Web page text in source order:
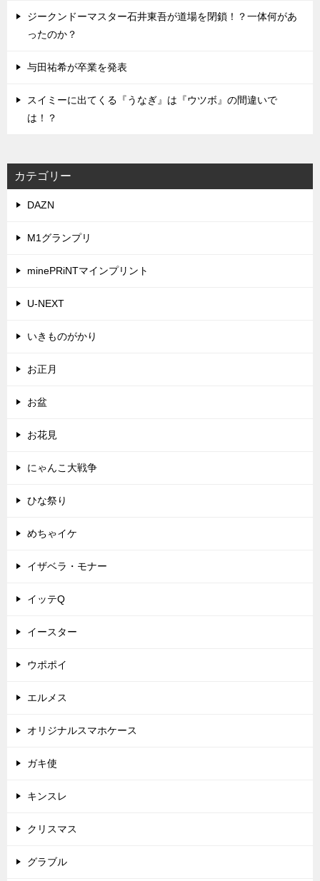
ジークンドーマスター石井東吾が道場を閉鎖！？一体何があ
ったのか？
与田祐希が卒業を発表
スイミーに出てくる『うなぎ』は『ウツボ』の間違いで
は！？
カテゴリー
DAZN
M1グランプリ
minePRiNTマインプリント
U-NEXT
いきものがかり
お正月
お盆
お花見
にゃんこ大戦争
ひな祭り
めちゃイケ
イザベラ・モナー
イッテQ
イースター
ウポポイ
エルメス
オリジナルスマホケース
ガキ使
キンスレ
クリスマス
グラブル